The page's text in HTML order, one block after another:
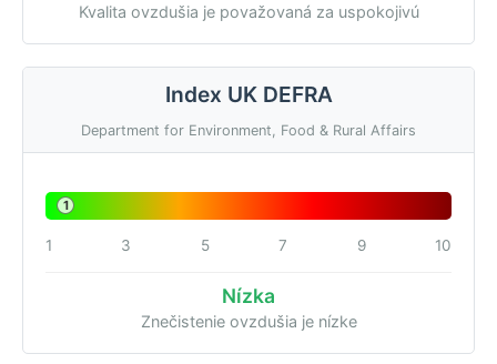
Kvalita ovzdušia je považovaná za uspokojivú
Index UK DEFRA
Department for Environment, Food & Rural Affairs
1
1 3 5 7 9 10
Nízka
Znečistenie ovzdušia je nízke